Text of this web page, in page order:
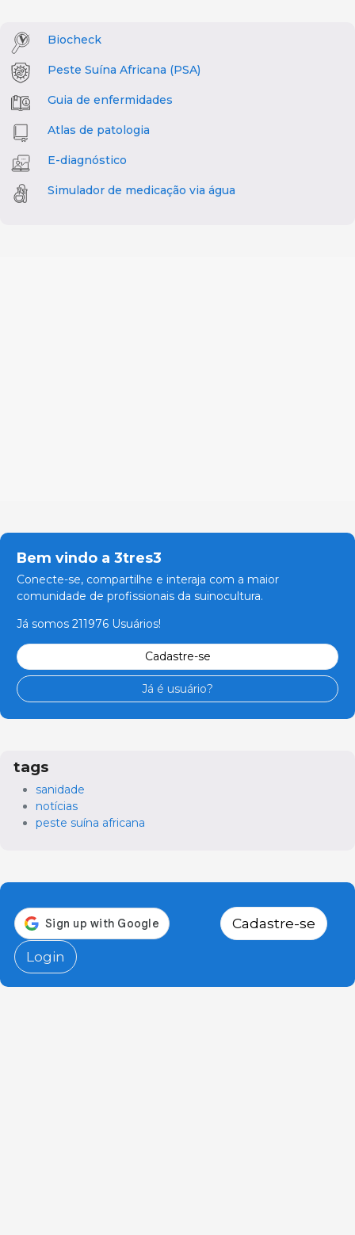
Biocheck
Peste Suína Africana (PSA)
Guia de enfermidades
Atlas de patologia
E-diagnóstico
Simulador de medicação via água
Bem vindo a 3tres3
Conecte-se, compartilhe e interaja com a maior
comunidade de profissionais da suinocultura.
Já somos 211976 Usuários!
Cadastre-se
Já é usuário?
tags
sanidade
notícias
peste suína africana
Cadastre-se
Login